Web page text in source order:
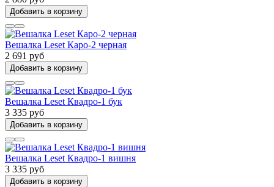
Добавить в корзину
Вешалка Leset Каро-2 черная
2 691 руб
Добавить в корзину
Вешалка Leset Квадро-1 бук
3 335 руб
Добавить в корзину
Вешалка Leset Квадро-1 вишня
3 335 руб
Добавить в корзину